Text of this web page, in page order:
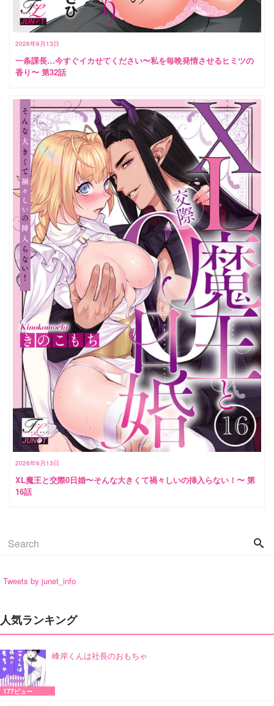
2026年6月13日
一条課長…今すぐイカせてください〜私を毎晩発情させるヒミツの
香り〜 第32話
2026年6月13日
XL魔王と交際0日婚〜そんな大きくて禍々しいの挿入らない！〜 第
16話
Tweets by junet_info
人気ランキング
峰岸くんは社長のおもちゃ
177ビュー